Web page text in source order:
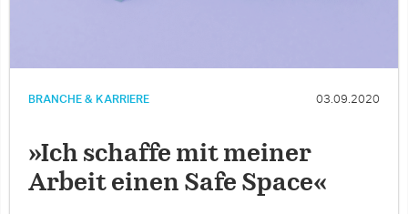
BRANCHE & KARRIERE 03.09.2020
»Ich schaffe mit meiner
Arbeit einen Safe Space«